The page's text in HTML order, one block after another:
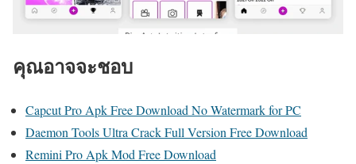
คุณอาจจะชอบ
Capcut Pro Apk Free Download No Watermark for PC
Daemon Tools Ultra Crack Full Version Free Download
Remini Pro Apk Mod Free Download